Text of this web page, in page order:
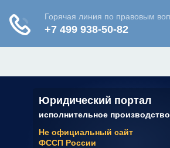
Юридический портал
исполнительное производство
Не официальный сайт
ФССП России
✆ 7 (800) 350-22-64